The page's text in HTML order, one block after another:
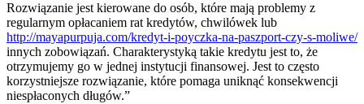
Rozwiązanie jest kierowane do osób, które mają problemy z
regularnym opłacaniem rat kredytów, chwilówek lub
http://mayapurpuja.com/kredyt-i-poyczka-na-paszport-czy-s-moliwe/
innych zobowiązań. Charakterystyką takie kredytu jest to, że
otrzymujemy go w jednej instytucji finansowej. Jest to często
korzystniejsze rozwiązanie, które pomaga uniknąć konsekwencji
niespłaconych długów.”